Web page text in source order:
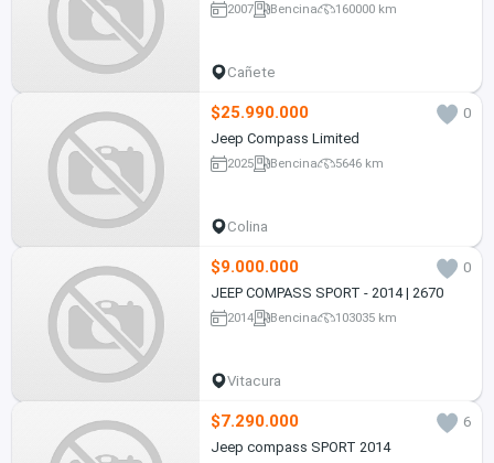
2007 Bencina 160000 km
Cañete
$25.990.000
0
Jeep Compass Limited
2025 Bencina 5646 km
Colina
$9.000.000
0
JEEP COMPASS SPORT - 2014 | 2670
2014 Bencina 103035 km
Vitacura
$7.290.000
6
Jeep compass SPORT 2014